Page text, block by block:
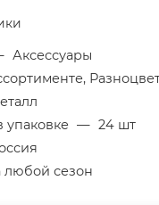
Аксессуары
упаковке — 24 шт
любой сезон